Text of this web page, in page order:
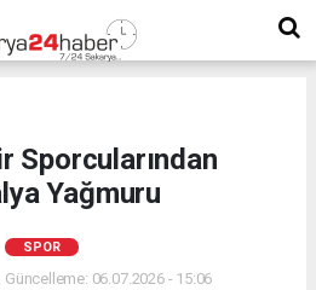
Sporcularından
Yağmuru
SPOR
Güncelleme: 06.07.2026 - 15:06